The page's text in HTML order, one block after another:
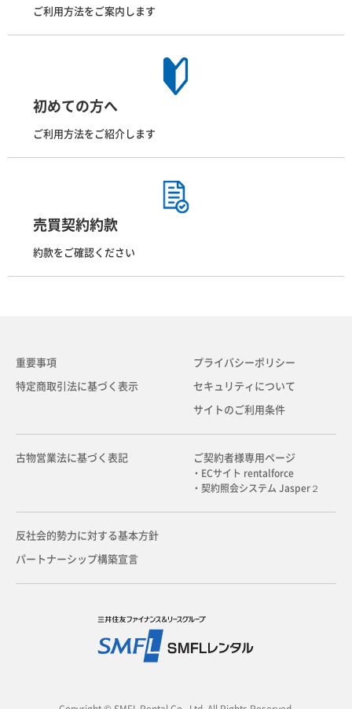
ご利用方法をご案内します
初めての方へ
ご利用方法をご紹介します
売買契約約款
約款をご確認ください
重要事項
特定商取引法に基づく表示
プライバシーポリシー
セキュリティについて
サイトのご利用条件
古物営業法に基づく表記 ご契約者様専用ページ
・ECサイト rentalforce
・契約照会システム Jasper２
反社会的勢力に対する基本方針
パートナーシップ構築宣言